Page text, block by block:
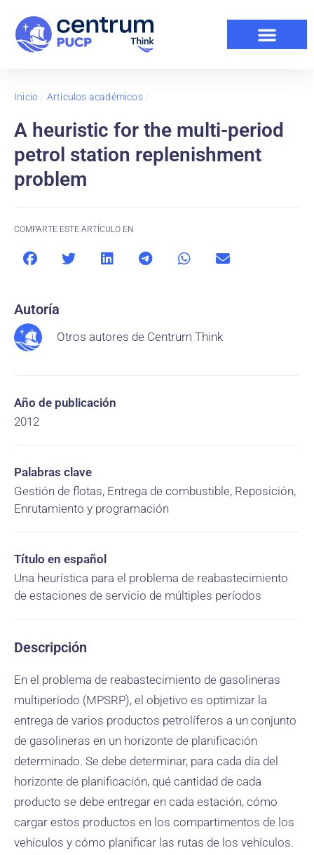
Inicio / Artículos académicos/
A heuristic for the multi-period
petrol station replenishment
problem
COMPARTE ESTE ARTÍCULO EN
Autoría
Otros autores de Centrum Think
Año de publicación
2012
Palabras clave
Gestión de flotas, Entrega de combustible, Reposición,
Enrutamiento y programación
Título en español
Una heurística para el problema de reabastecimiento
de estaciones de servicio de múltiples períodos
Descripción
En el problema de reabastecimiento de gasolineras
multiperíodo (MPSRP), el objetivo es optimizar la
entrega de varios productos petrolíferos a un conjunto
de gasolineras en un horizonte de planificación
determinado. Se debe determinar, para cada día del
horizonte de planificación, qué cantidad de cada
producto se debe entregar en cada estación, cómo
cargar estos productos en los compartimentos de los
vehículos y cómo planificar las rutas de los vehículos.